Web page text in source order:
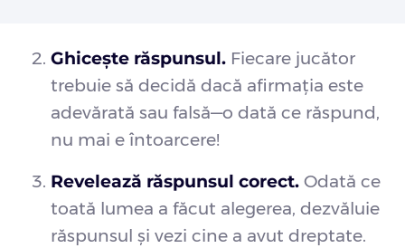
Ghicește răspunsul. Fiecare jucător
trebuie să decidă dacă afirmația este
adevărată sau falsă—o dată ce răspund,
nu mai e întoarcere!
Revelează răspunsul corect. Odată ce
toată lumea a făcut alegerea, dezvăluie
răspunsul și vezi cine a avut dreptate.